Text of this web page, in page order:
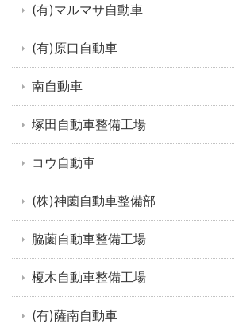
(有)マルマサ自動車
(有)原口自動車
南自動車
塚田自動車整備工場
コウ自動車
(株)神薗自動車整備部
脇薗自動車整備工場
榎木自動車整備工場
(有)薩南自動車